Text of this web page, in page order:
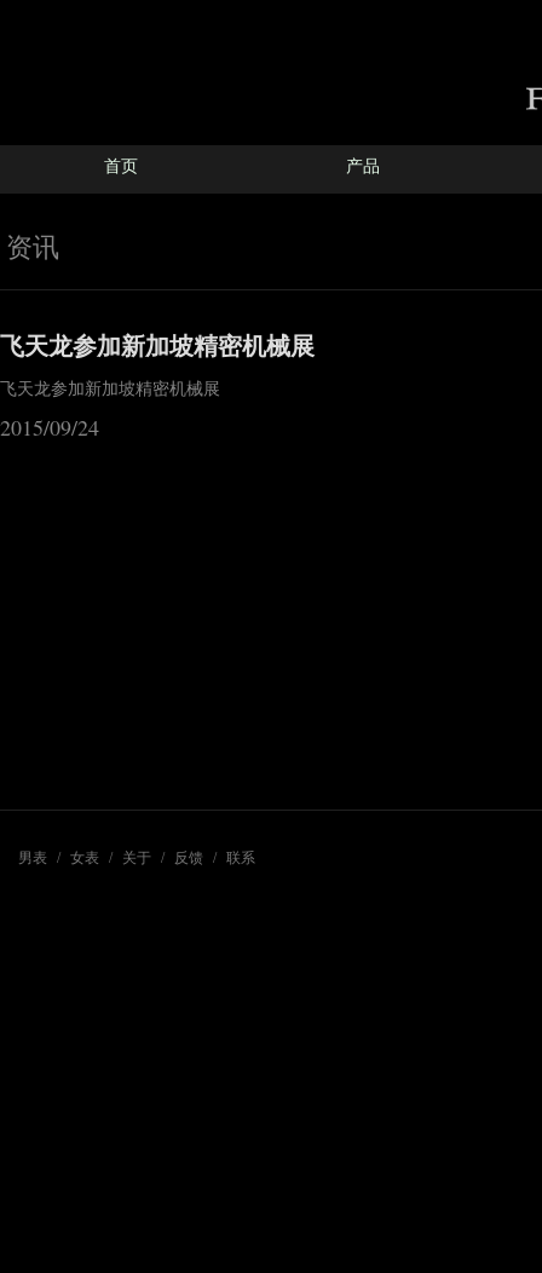
首页 产品
资讯
飞天龙参加新加坡精密机械展
飞天龙参加新加坡精密机械展
2015/09/24
男表 / 女表 / 关于 / 反馈 / 联系